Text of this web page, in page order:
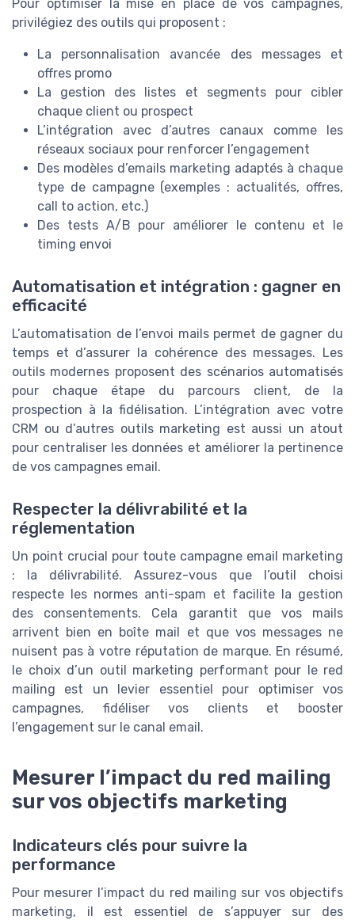
Pour optimiser la mise en place de vos campagnes,
privilégiez des outils qui proposent :
La personnalisation avancée des messages et
offres promo
La gestion des listes et segments pour cibler
chaque client ou prospect
L’intégration avec d’autres canaux comme les
réseaux sociaux pour renforcer l’engagement
Des modèles d’emails marketing adaptés à chaque
type de campagne (exemples : actualités, offres,
call to action, etc.)
Des tests A/B pour améliorer le contenu et le
timing envoi
Automatisation et intégration : gagner en
efficacité
L’automatisation de l’envoi mails permet de gagner du
temps et d’assurer la cohérence des messages. Les
outils modernes proposent des scénarios automatisés
pour chaque étape du parcours client, de la
prospection à la fidélisation. L’intégration avec votre
CRM ou d’autres outils marketing est aussi un atout
pour centraliser les données et améliorer la pertinence
de vos campagnes email.
Respecter la délivrabilité et la
réglementation
Un point crucial pour toute campagne email marketing
: la délivrabilité. Assurez-vous que l’outil choisi
respecte les normes anti-spam et facilite la gestion
des consentements. Cela garantit que vos mails
arrivent bien en boîte mail et que vos messages ne
nuisent pas à votre réputation de marque. En résumé,
le choix d’un outil marketing performant pour le red
mailing est un levier essentiel pour optimiser vos
campagnes, fidéliser vos clients et booster
l’engagement sur le canal email.
Mesurer l’impact du red mailing
sur vos objectifs marketing
Indicateurs clés pour suivre la
performance
Pour mesurer l’impact du red mailing sur vos objectifs
marketing, il est essentiel de s’appuyer sur des